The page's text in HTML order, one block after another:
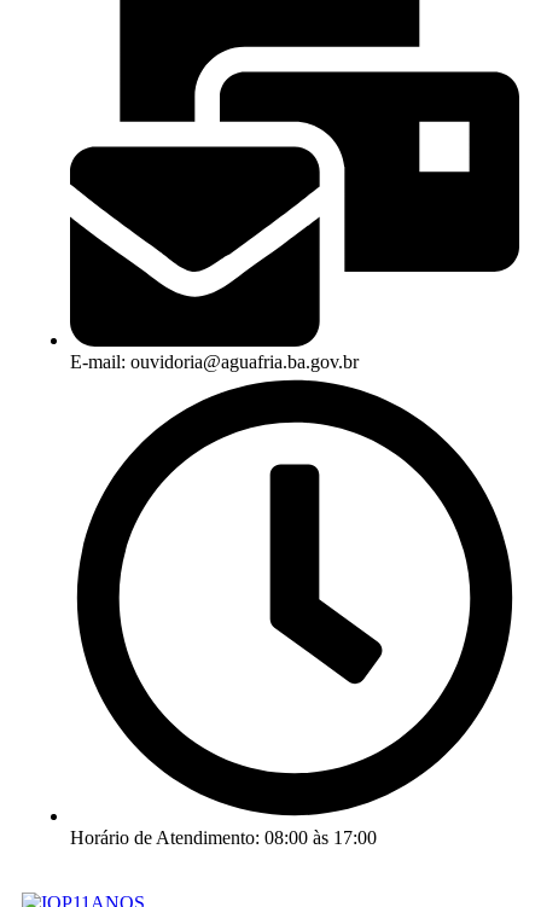
E-mail: ouvidoria@aguafria.ba.gov.br
Horário de Atendimento: 08:00 às 17:00